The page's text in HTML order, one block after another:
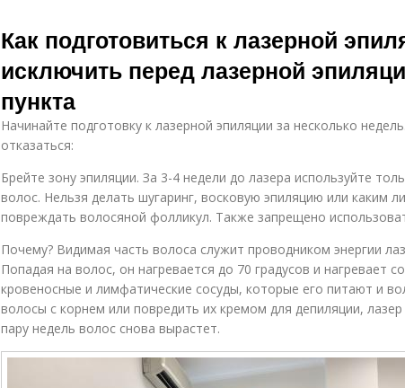
Как подготовиться к лазерной
исключить перед лазерной
пункта
Начинайте подготовку к лазерной эпиляции за несколько
отказаться:
Брейте зону эпиляции. За 3-4 недели до лазера используйте
волос. Нельзя делать шугаринг, восковую эпиляцию или каким
повреждать волосяной фолликул. Также запрещено
Почему? Видимая часть волоса служит проводником энергии
Попадая на волос, он нагревается до 70 градусов и нагревает
кровеносные и лимфатические сосуды, которые его питают и
волосы с корнем или повредить их кремом для депиляции,
пару недель волос снова вырастет.